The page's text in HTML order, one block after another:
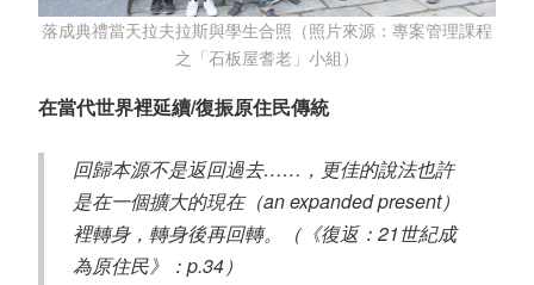
落成典禮當天拉夫拉斯與學生合照（照片來源：專案管理課程
之「石板屋耆老」小組）
在當代世界裡延續/復振原住民傳統
回歸本源不是返回過去……，更佳的說法也許
是在一個擴大的現在（an expanded present）
裡轉身，轉身後再回轉。（《復返：21世紀成
為原住民》：p.34）